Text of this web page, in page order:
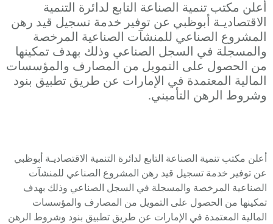
أعلن مكتب تنمية الصناعة التابع لدائرة التنمية
الاقتصاديـة أبوظبي عن توفير خدمة تسجيل قيد رهن
المشروع الصناعي للمنشآت الصناعية المرخصة
والمسجلة في السجل الصناعي وذلك بهدف تمكينها
من الحصول على التمويل من المصارف والمؤسسات
المالية المعتمدة في الإمارات عن طريق تطبيق بنود
وشروط الرهن التأميني.
أعلن مكتب تنمية الصناعة التابع لدائرة التنمية الاقتصاديـة أبوظبي
عن توفير خدمة تسجيل قيد رهن المشروع الصناعي للمنشآت
الصناعية المرخصة والمسجلة في السجل الصناعي وذلك بهدف
تمكينها من الحصول على التمويل من المصارف والمؤسسات
المالية المعتمدة في الإمارات عن طريق تطبيق بنود وشروط الرهن